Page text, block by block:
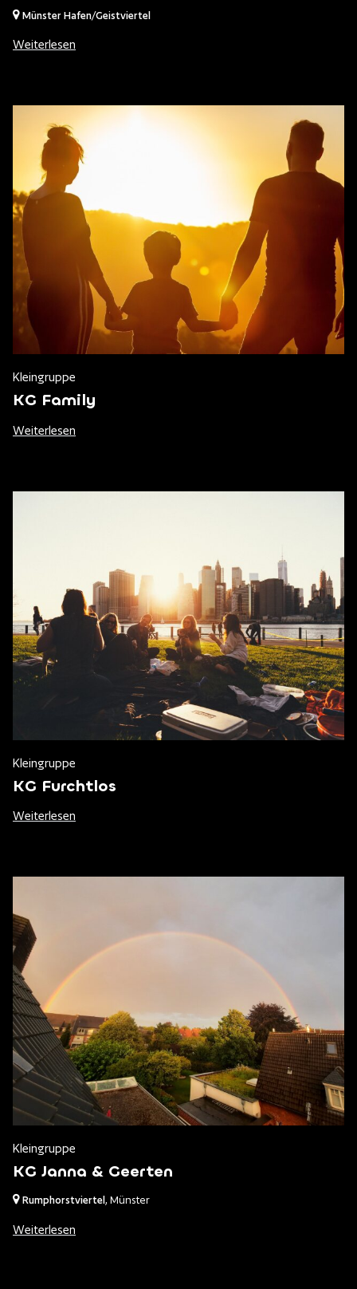
Münster Hafen/Geistviertel
Weiterlesen
Kleingruppe
KG Family
Weiterlesen
Kleingruppe
KG Furchtlos
Weiterlesen
Kleingruppe
KG Janna & Geerten
Rumphorstviertel , Münster
Weiterlesen